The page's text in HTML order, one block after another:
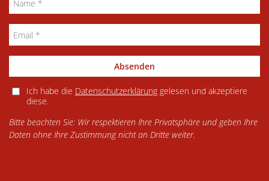
Absenden
Ich habe die Datenschutzerklärunggelesen und akzeptiere
diese.
Bitte beachten Sie: Wir respektieren Ihre Privatsphäre und geben Ihre
Daten ohne Ihre Zustimmung nicht an Dritte weiter.